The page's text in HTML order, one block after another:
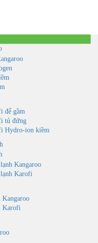
để gầm
tủ đứng
Hydro-ion kiềm
Kangaroo
Karofi
Kangaroo
Karofi